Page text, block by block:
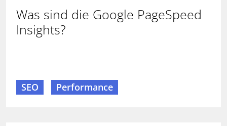
Was sind die Google PageSpeed
Insights?
SEO Performance